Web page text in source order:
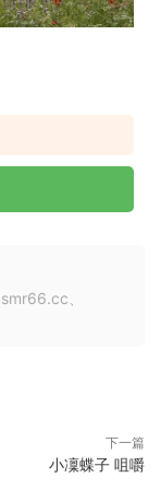
、
下一篇
小凜蝶子 咀嚼